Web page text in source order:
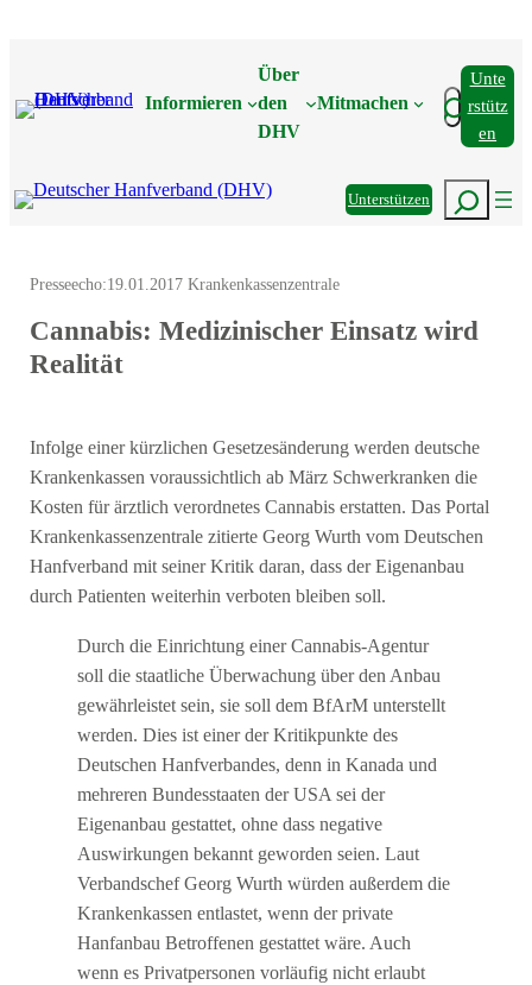
Informieren
Über
den
DHV
Mitmachen Suchen
Unte
Rstütz
En
UnterstützenSuchen
Presseecho:19.01.2017 Krankenkassenzentrale
Cannabis: Medizinischer Einsatz wird
Realität
Infolge einer kürzlichen Gesetzesänderung werden deutsche
Krankenkassen voraussichtlich ab März Schwerkranken die
Kosten für ärztlich verordnetes Cannabis erstatten. Das Portal
Krankenkassenzentrale zitierte Georg Wurth vom Deutschen
Hanfverband mit seiner Kritik daran, dass der Eigenanbau
durch Patienten weiterhin verboten bleiben soll.
Durch die Einrichtung einer Cannabis-Agentur
soll die staatliche Überwachung über den Anbau
gewährleistet sein, sie soll dem BfArM unterstellt
werden. Dies ist einer der Kritikpunkte des
Deutschen Hanfverbandes, denn in Kanada und
mehreren Bundesstaaten der USA sei der
Eigenanbau gestattet, ohne dass negative
Auswirkungen bekannt geworden seien. Laut
Verbandschef Georg Wurth würden außerdem die
Krankenkassen entlastet, wenn der private
Hanfanbau Betroffenen gestattet wäre. Auch
wenn es Privatpersonen vorläufig nicht erlaubt